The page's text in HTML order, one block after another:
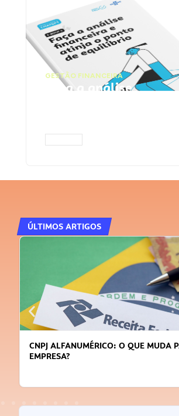
GESTÃO FINANCEIRA
Faça a análise
ÚLTIMOS ARTIGOS
CNPJ ALFANUMÉRICO: O QUE MUDA
EMPRESA?